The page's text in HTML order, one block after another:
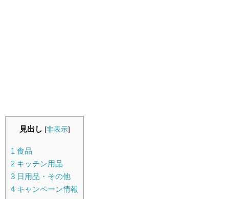
見出し [非表示]
1 食品
2 キッチン用品
3 日用品・その他
4 キャンペーン情報